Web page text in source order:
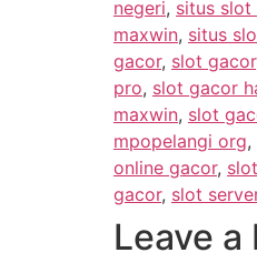
negeri, situs slot
maxwin, situs
gacor, slot gacor
pro, slot gacor
maxwin, slot
mpopelangi org,
online gacor,
gacor, slot
Leave a